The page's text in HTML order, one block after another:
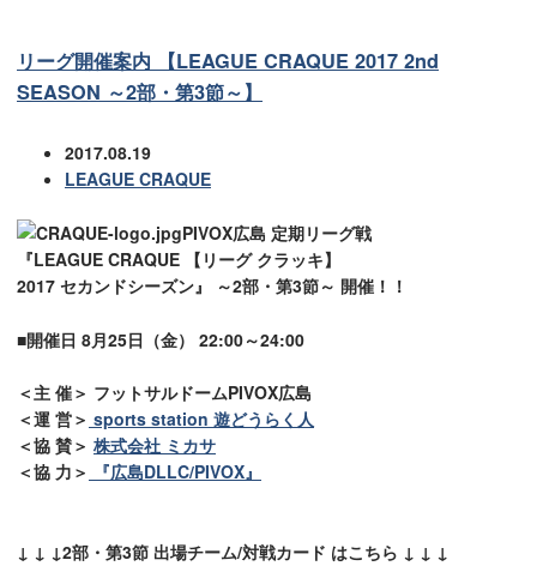
リーグ開催案内 【LEAGUE CRAQUE 2017 2nd
SEASON ～2部・第3節～】
2017.08.19
LEAGUE CRAQUE
PIVOX広島 定期リーグ戦
『LEAGUE CRAQUE 【リーグ クラッキ】
2017 セカンドシーズン』 ～2部・第3節～ 開催！！
■開催日 8月25日（金） 22:00～24:00
＜主 催＞ フットサルドームPIVOX広島
＜運 営＞ sports station 遊どうらく人
＜協 賛＞ 株式会社 ミカサ
＜協 力＞
『広島DLLC/PIVOX』
↓ ↓ ↓2部・第3節 出場チーム/対戦カード はこちら ↓ ↓ ↓